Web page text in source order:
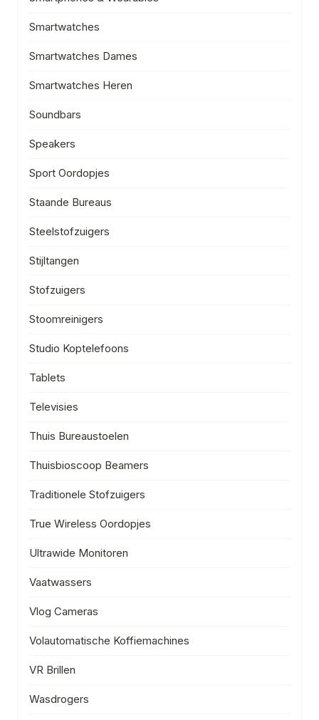
Smartwatches
Smartwatches Dames
Smartwatches Heren
Soundbars
Speakers
Sport Oordopjes
Staande Bureaus
Steelstofzuigers
Stijltangen
Stofzuigers
Stoomreinigers
Studio Koptelefoons
Tablets
Televisies
Thuis Bureaustoelen
Thuisbioscoop Beamers
Traditionele Stofzuigers
True Wireless Oordopjes
Ultrawide Monitoren
Vaatwassers
Vlog Cameras
Volautomatische Koffiemachines
VR Brillen
Wasdrogers